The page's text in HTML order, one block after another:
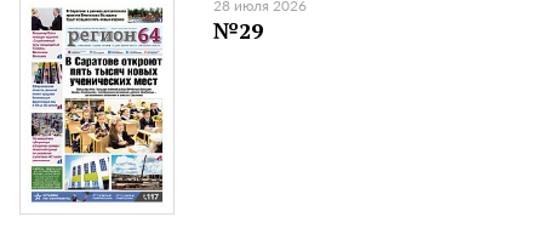
28 июля 2026
№29